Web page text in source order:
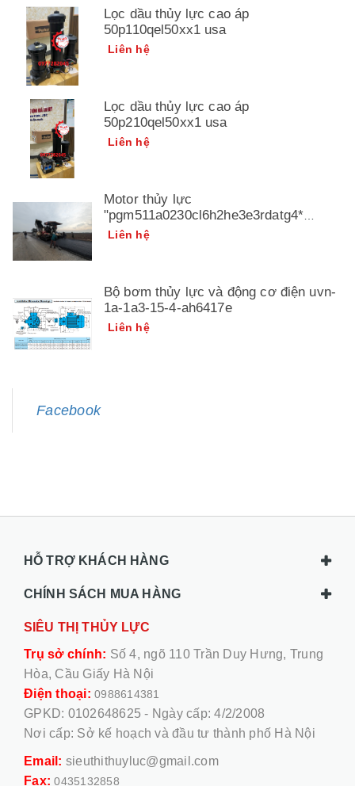
Lọc dầu thủy lực cao áp
50p110qel50xx1 usa
Liên hệ
Lọc dầu thủy lực cao áp
50p210qel50xx1 usa
Liên hệ
Motor thủy lực
"pgm511a0230cl6h2he3e3rdatg4*
3349211141" parker
Liên hệ
Bộ bơm thủy lực và động cơ điện uvn-
1a-1a3-15-4-ah6417e
Liên hệ
Facebook
HỖ TRỢ KHÁCH HÀNG
CHÍNH SÁCH MUA HÀNG
SIÊU THỊ THỦY LỰC
Trụ sở chính: Số 4, ngõ 110 Trần Duy Hưng, Trung
Hòa, Cầu Giấy Hà Nội
Điện thoại: 0988614381
GPKD: 0102648625 - Ngày cấp: 4/2/2008
Nơi cấp: Sở kế hoạch và đầu tư thành phố Hà Nội
Email: sieuthithuyluc@gmail.com
Fax:0435132858